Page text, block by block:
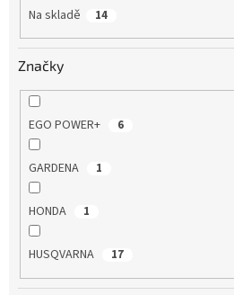
Na skladě 14
Značky
EGO POWER+ 6
GARDENA 1
HONDA 1
HUSQVARNA 17